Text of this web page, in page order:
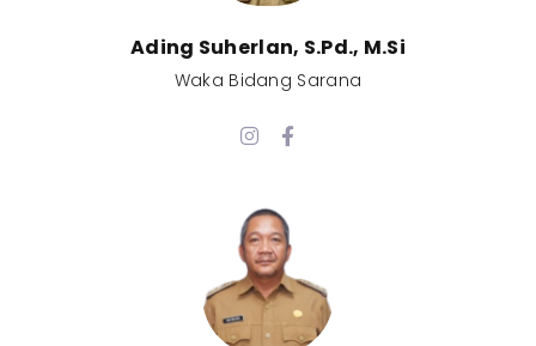
Ading Suherlan, S.Pd., M.Si​
Waka Bidang Sarana​